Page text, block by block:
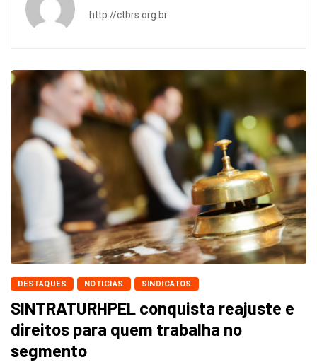
http://ctbrs.org.br
DESTAQUES NOTICIAS SINDICATOS
SINTRATURHPEL conquista reajuste e
direitos para quem trabalha no
segmento